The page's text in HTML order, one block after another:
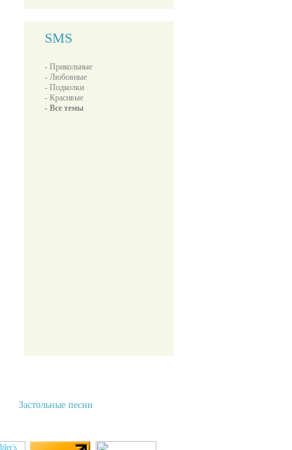
SMS
- Прикольные
- Любовные
- Подколки
- Красивые
- Все темы
Застольные песни